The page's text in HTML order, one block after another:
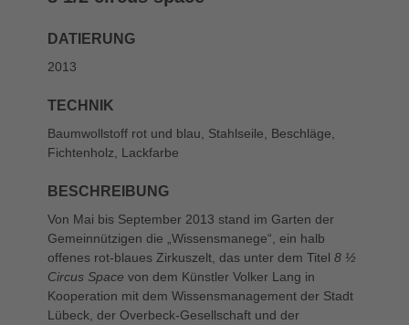
DATIERUNG
2013
TECHNIK
Baumwollstoff rot und blau, Stahlseile, Beschläge,
Fichtenholz, Lackfarbe
BESCHREIBUNG
Von Mai bis September 2013 stand im Garten der
Gemeinnützigen die „Wissensmanege“, ein halb
offenes rot-blaues Zirkuszelt, das unter dem Titel 8 ½
Circus Space von dem Künstler Volker Lang in
Kooperation mit dem Wissensmanagement der Stadt
Lübeck, der Overbeck-Gesellschaft und der